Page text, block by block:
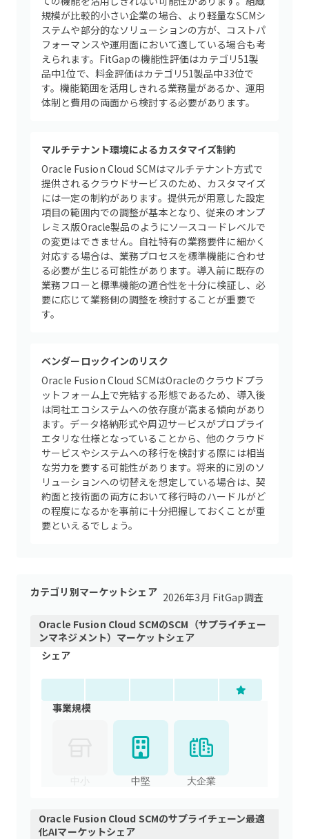
規模が比較的小さい企業の場合、より軽量なSCMシ
ステムや部分的なソリューションの方が、コストパ
フォーマンスや運用面において適している場合も考
えられます。FitGapの機能性評価はカテゴリ51製
品中1位で、料金評価はカテゴリ51製品中33位で
す。機能範囲を活用しきれる業務量があるか、運用
体制と費用の両面から検討する必要があります。
マルチテナント環境によるカスタマイズ制約
Oracle Fusion Cloud SCMはマルチテナント方式で
提供されるクラウドサービスのため、カスタマイズ
には一定の制約があります。提供元が用意した設定
項目の範囲内での調整が基本となり、従来のオンプ
レミス版Oracle製品のようにソースコードレベルで
の変更はできません。自社特有の業務要件に細かく
対応する場合は、業務プロセスを標準機能に合わせ
る必要が生じる可能性があります。導入前に既存の
業務フローと標準機能の適合性を十分に検証し、必
要に応じて業務側の調整を検討することが重要で
す。
ベンダーロックインのリスク
Oracle Fusion Cloud SCMはOracleのクラウドプラ
ットフォーム上で完結する形態であるため、導入後
は同社エコシステムへの依存度が高まる傾向があり
ます。データ格納形式や周辺サービスがプロプライ
エタリな仕様となっていることから、他のクラウド
サービスやシステムへの移行を検討する際には相当
な労力を要する可能性があります。将来的に別のソ
リューションへの切替えを想定している場合は、契
約面と技術面の両方において移行時のハードルがど
の程度になるかを事前に十分把握しておくことが重
要といえるでしょう。
カテゴリ別マーケットシェア 2026年3月 FitGap調査
Oracle Fusion Cloud SCMのSCM（サプライチェー
ンマネジメント） マーケットシェア
シェア
事業規模
中堅 大企業
Oracle Fusion Cloud SCMのサプライチェーン最適
化AIマーケットシェア